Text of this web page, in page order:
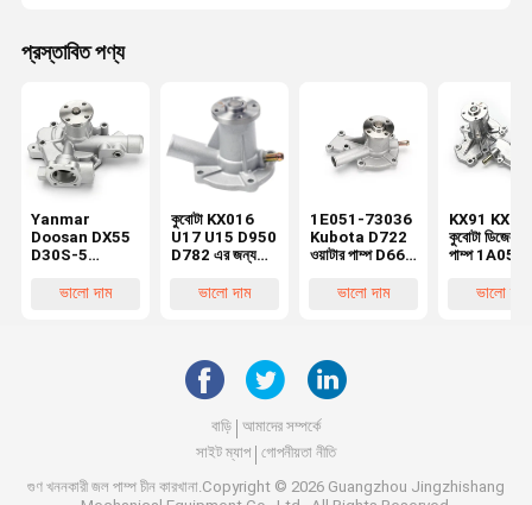
প্রস্তাবিত পণ্য
Yanmar
Doosan DX55
D30S-5
Water Pump
ভালো দাম
কুবোটা KX016
U17 U15 D950
D782 এর জন্য
পাম্প এক্সক্যাভেটর
ভালো দাম
1E051-73036
Kubota D722
ওয়াটার পাম্প D662
ইঞ্জিনের জন্য
ভালো দাম
KX91
কুবোটা ডিজেল
পাম্প 1A051-
73035
ভালো দাম
বাড়ি
আমাদের সম্পর্কে
সাইট ম্যাপ
গোপনীয়তা নীতি
গুণ খননকারী জল পাম্প চীন কারখানা.Copyright © 2026 Guangzhou Jingzhishang